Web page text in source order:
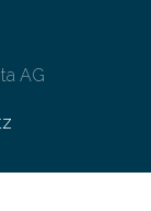
AG